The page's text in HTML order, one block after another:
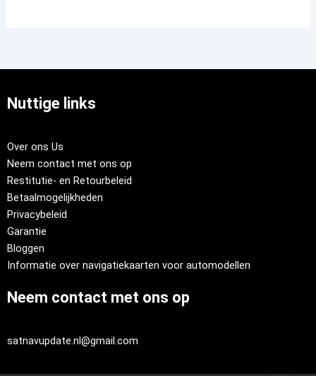
Nuttige links
Over ons Us
Neem contact met ons op
Restitutie- en Retourbeleid
Betaalmogelijkheden
Privacybeleid
Garantie
Bloggen
Informatie over navigatiekaarten voor automodellen
Neem contact met ons op
satnavupdate.nl@gmail.com